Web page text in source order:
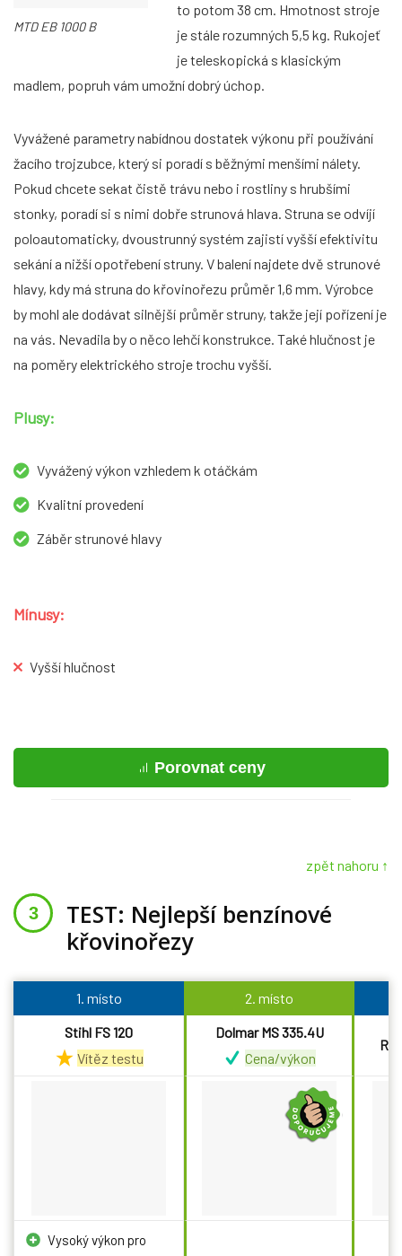
MTD EB 1000 B
to potom 38 cm. Hmotnost stroje
je stále rozumných 5,5 kg. Rukojeť
je teleskopická s klasickým
madlem, popruh vám umožní dobrý úchop.
Vyvážené parametry nabídnou dostatek výkonu při používání
žacího trojzubce, který si poradí s běžnými menšími nálety.
Pokud chcete sekat čistě trávu nebo i rostliny s hrubšími
stonky, poradí si s nimi dobře strunová hlava. Struna se odvíjí
poloautomaticky, dvoustrunný systém zajistí vyšší efektivitu
sekání a nižší opotřebení struny. V balení najdete dvě strunové
hlavy, kdy má struna do křovinořezu průměr 1,6 mm. Výrobce
by mohl ale dodávat silnější průměr struny, takže její pořízení je
na vás. Nevadila by o něco lehčí konstrukce. Také hlučnost je
na poměry elektrického stroje trochu vyšší.
Plusy:
Vyvážený výkon vzhledem k otáčkám
Kvalitní provedení
Záběr strunové hlavy
Mínusy:
Vyšší hlučnost
Porovnat ceny
zpět nahoru ↑
TEST: Nejlepší benzínové
křovinořezy
1. místo
2. místo
Stihl FS 120
Vítěz testu
Dolmar MS 335.4U
Cena/výkon
Vysoký výkon pro